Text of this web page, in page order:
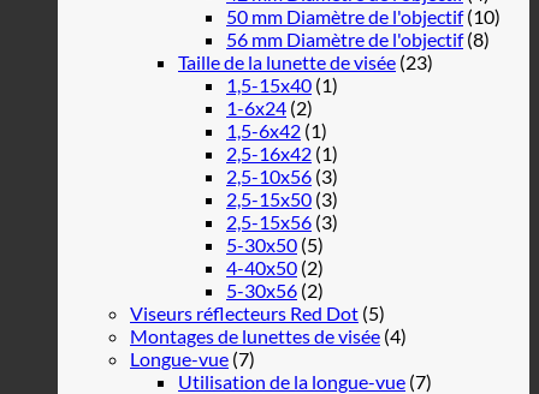
50 mm Diamètre de l'objectif (10)
56 mm Diamètre de l'objectif (8)
Taille de la lunette de visée (23)
1,5-15x40 (1)
1-6x24 (2)
1,5-6x42 (1)
2,5-16x42 (1)
2,5-10x56 (3)
2,5-15x50 (3)
2,5-15x56 (3)
5-30x50 (5)
4-40x50 (2)
5-30x56 (2)
Viseurs réflecteurs Red Dot (5)
Montages de lunettes de visée (4)
Longue-vue (7)
Utilisation de la longue-vue (7)